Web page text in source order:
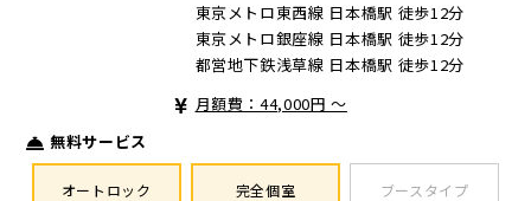
東京メトロ東西線 日本橋駅 徒歩12分
東京メトロ銀座線 日本橋駅 徒歩12分
都営地下鉄浅草線 日本橋駅 徒歩12分
月額費：44,000円 ～
無料サービス
オートロック 完全個室 ブースタイプ